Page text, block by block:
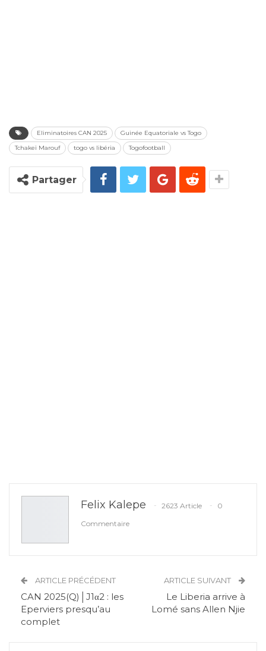
Eliminatoires CAN 2025
Guinée Equatoriale vs Togo
Tchakeï Marouf
togo vs libéria Togofootball
Partager
Felix Kalepe 2623 Article
0
Commentaire
ARTICLE PRÉCÉDENT
CAN 2025(Q)│J1α2 : les
Eperviers presqu’au
complet
ARTICLE SUIVANT
Le Liberia arrive à
Lomé sans Allen Njie